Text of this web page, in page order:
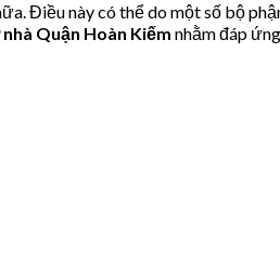
Điều này có thể do một số bộ
Quận Hoàn Kiếm nhằm đáp